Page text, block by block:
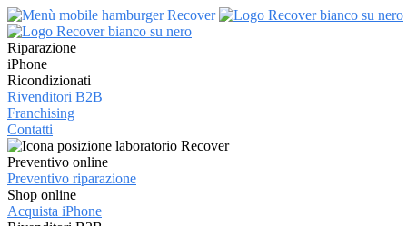
Riparazione
iPhone
Ricondizionati
Rivenditori B2B
Franchising
Contatti
Preventivo online
Preventivo riparazione
Shop online
Acquista iPhone